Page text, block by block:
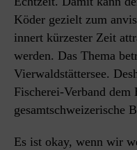
Köder gezielt zum
innert kürzester Zeit
werden. Das Thema
Vierwaldstättersee.
Fischerei-Verband dem
gesamtschweizerische
Es ist okay, wenn wir